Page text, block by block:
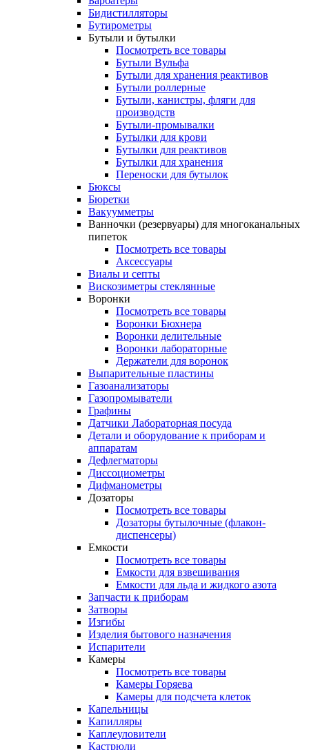
Бидистилляторы
Бутирометры
Бутыли и бутылки
Посмотреть все товары
Бутыли Вульфа
Бутыли для хранения реактивов
Бутыли роллерные
Бутыли, канистры, фляги для
производств
Бутыли-промывалки
Бутылки для крови
Бутылки для реактивов
Бутылки для хранения
Переноски для бутылок
Бюксы
Бюретки
Вакуумметры
Ванночки (резервуары) для многоканальных
пипеток
Посмотреть все товары
Аксессуары
Виалы и септы
Вискозиметры стеклянные
Воронки
Посмотреть все товары
Воронки Бюхнера
Воронки делительные
Воронки лабораторные
Держатели для воронок
Выпарительные пластины
Газоанализаторы
Газопромыватели
Графины
Датчики Лабораторная посуда
Детали и оборудование к приборам и
аппаратам
Дефлегматоры
Диссоциометры
Дифманометры
Дозаторы
Посмотреть все товары
Дозаторы бутылочные (флакон-
диспенсеры)
Емкости
Посмотреть все товары
Емкости для взвешивания
Емкости для льда и жидкого азота
Запчасти к приборам
Затворы
Изгибы
Изделия бытового назначения
Испарители
Камеры
Посмотреть все товары
Камеры Горяева
Камеры для подсчета клеток
Капельницы
Капилляры
Каплеуловители
Кастрюли